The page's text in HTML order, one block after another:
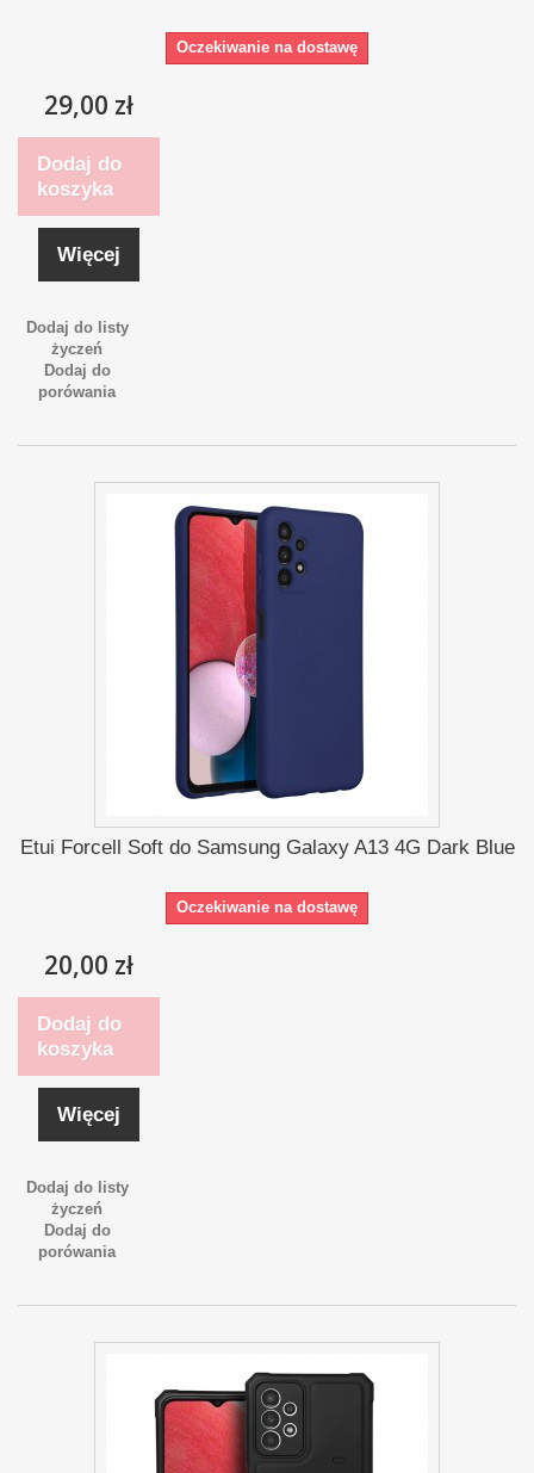
Oczekiwanie na dostawę
29,00 zł
Dodaj do
koszyka
Więcej
Dodaj do listy
życzeń
Dodaj do
porówania
Etui Forcell Soft do Samsung Galaxy A13 4G Dark Blue
Oczekiwanie na dostawę
20,00 zł
Dodaj do
koszyka
Więcej
Dodaj do listy
życzeń
Dodaj do
porówania